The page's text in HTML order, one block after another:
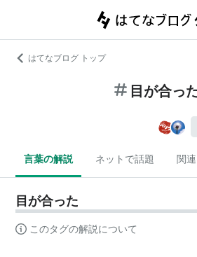
はてなブログ トップ
目が合っ
言葉の解説 ネットで話題 関
目が合った
このタグの解説について